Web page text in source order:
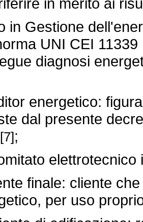
Gestione
UNI CEI
diagnosi
energetico:
dal presente
[7];
elettrotecnico
finale: cliente che
per uso